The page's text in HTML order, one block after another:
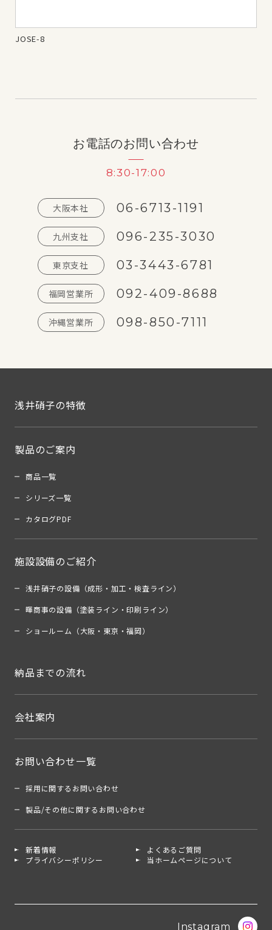
JOSE-8
お電話のお問い合わせ
8:30-17:00
大阪本社 06-6713-1191
九州支社 096-235-3030
東京支社 03-3443-6781
福岡営業所 092-409-8688
沖縄営業所 098-850-7111
浅井硝子の特徴
製品のご案内
商品一覧
シリーズ一覧
カタログPDF
施設設備のご紹介
浅井硝子の設備（成形・加工・検査ライン）
暉商事の設備（塗装ライン・印刷ライン）
ショールーム（大阪・東京・福岡）
納品までの流れ
会社案内
お問い合わせ一覧
採用に関するお問い合わせ
製品/その他に関するお問い合わせ
新着情報
よくあるご質問
プライバシーポリシー
当ホームページについて
Instagram